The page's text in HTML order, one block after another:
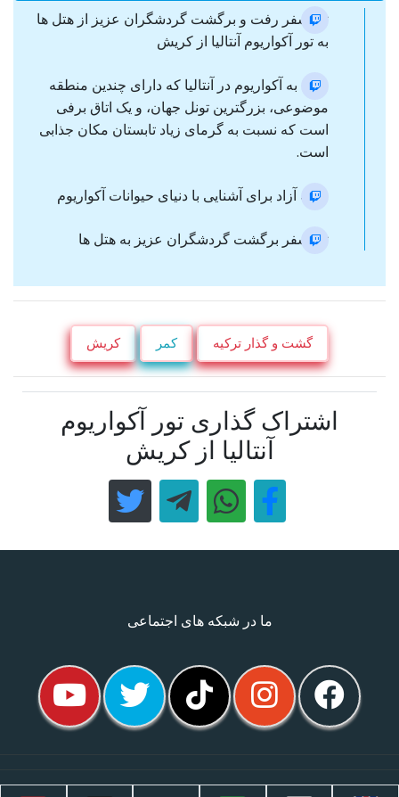
ترانسفر رفت و برگشت گردشگران عزیز از هتل ها
به تور آکواریوم آنتالیا از کریش
ورود به آکواریوم در آنتالیا که دارای چندین منطقه
موضوعی، بزرگترین تونل جهان، و یک اتاق برفی
است که نسبت به گرمای زیاد تابستان مکان جذابی
است.
وقت آزاد برای آشنایی با دنیای حیوانات آکواریوم
ترانسفر برگشت گردشگران عزیز به هتل ها
گشت و گذار ترکیه کمر کریش
اشتراک گذاری تور آکواریوم
آنتالیا از کریش
ما در شبکه های اجتماعی